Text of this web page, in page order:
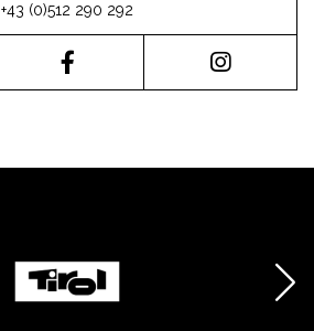
+43 (0)512 290 292